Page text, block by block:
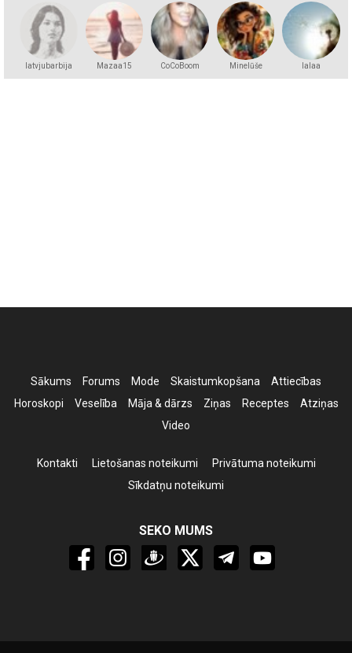
latvjubarbija Mazaa15 CoCoBoom Minelūše lalaa
Sākums Forums Mode Skaistumkopšana
Attiecības
Horoskopi
Veselība Māja & dārzs Ziņas Receptes
Atziņas
Video
Kontakti Lietošanas noteikumi
Privātuma noteikumi
Sīkdatņu noteikumi
SEKO MUMS